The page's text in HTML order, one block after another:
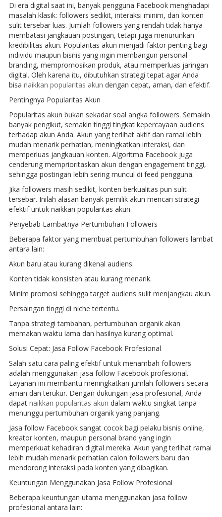
Di era digital saat ini, banyak pengguna Facebook menghadapi
masalah klasik: followers sedikit, interaksi minim, dan konten
sulit tersebar luas. Jumlah followers yang rendah tidak hanya
membatasi jangkauan postingan, tetapi juga menurunkan
kredibilitas akun. Popularitas akun menjadi faktor penting bagi
individu maupun bisnis yang ingin membangun personal
branding, mempromosikan produk, atau memperluas jaringan
digital. Oleh karena itu, dibutuhkan strategi tepat agar Anda
bisa naikkan popularitas akun dengan cepat, aman, dan efektif.
Pentingnya Popularitas Akun
Popularitas akun bukan sekadar soal angka followers. Semakin
banyak pengikut, semakin tinggi tingkat kepercayaan audiens
terhadap akun Anda. Akun yang terlihat aktif dan ramai lebih
mudah menarik perhatian, meningkatkan interaksi, dan
memperluas jangkauan konten. Algoritma Facebook juga
cenderung memprioritaskan akun dengan engagement tinggi,
sehingga postingan lebih sering muncul di feed pengguna.
Jika followers masih sedikit, konten berkualitas pun sulit
tersebar. Inilah alasan banyak pemilik akun mencari strategi
efektif untuk naikkan popularitas akun.
Penyebab Lambatnya Pertumbuhan Followers
Beberapa faktor yang membuat pertumbuhan followers lambat
antara lain:
Akun baru atau kurang dikenal audiens.
Konten tidak konsisten atau kurang menarik.
Minim promosi sehingga target audiens sulit menjangkau akun.
Persaingan tinggi di niche tertentu.
Tanpa strategi tambahan, pertumbuhan organik akan
memakan waktu lama dan hasilnya kurang optimal.
Solusi Cepat: Jasa Follow Facebook Profesional
Salah satu cara paling efektif untuk menambah followers
adalah menggunakan jasa follow Facebook profesional.
Layanan ini membantu meningkatkan jumlah followers secara
aman dan terukur. Dengan dukungan jasa profesional, Anda
dapat naikkan popularitas akun dalam waktu singkat tanpa
menunggu pertumbuhan organik yang panjang.
Jasa follow Facebook sangat cocok bagi pelaku bisnis online,
kreator konten, maupun personal brand yang ingin
memperkuat kehadiran digital mereka. Akun yang terlihat ramai
lebih mudah menarik perhatian calon followers baru dan
mendorong interaksi pada konten yang dibagikan.
Keuntungan Menggunakan Jasa Follow Profesional
Beberapa keuntungan utama menggunakan jasa follow
profesional antara lain: